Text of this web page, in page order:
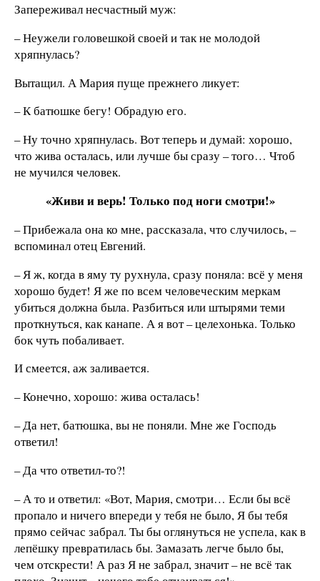
Запереживал несчастный муж:
– Неужели головешкой своей и так не молодой
хряпнулась?
Вытащил. А Мария пуще прежнего ликует:
– К батюшке бегу! Обрадую его.
– Ну точно хряпнулась. Вот теперь и думай: хорошо,
что жива осталась, или лучше бы сразу – того… Чтоб
не мучился человек.
«Живи и верь! Только под ноги смотри!»
– Прибежала она ко мне, рассказала, что случилось, –
вспоминал отец Евгений.
– Я ж, когда в яму ту рухнула, сразу поняла: всё у меня
хорошо будет! Я же по всем человеческим меркам
убиться должна была. Разбиться или штырями теми
проткнуться, как канапе. А я вот – целехонька. Только
бок чуть побаливает.
И смеется, аж заливается.
– Конечно, хорошо: жива осталась!
– Да нет, батюшка, вы не поняли. Мне же Господь
ответил!
– Да что ответил-то?!
– А то и ответил: «Вот, Мария, смотри… Если бы всё
пропало и ничего впереди у тебя не было, Я бы тебя
прямо сейчас забрал. Ты бы оглянуться не успела, как в
лепёшку превратилась бы. Замазать легче было бы,
чем отскрести! А раз Я не забрал, значит – не всё так